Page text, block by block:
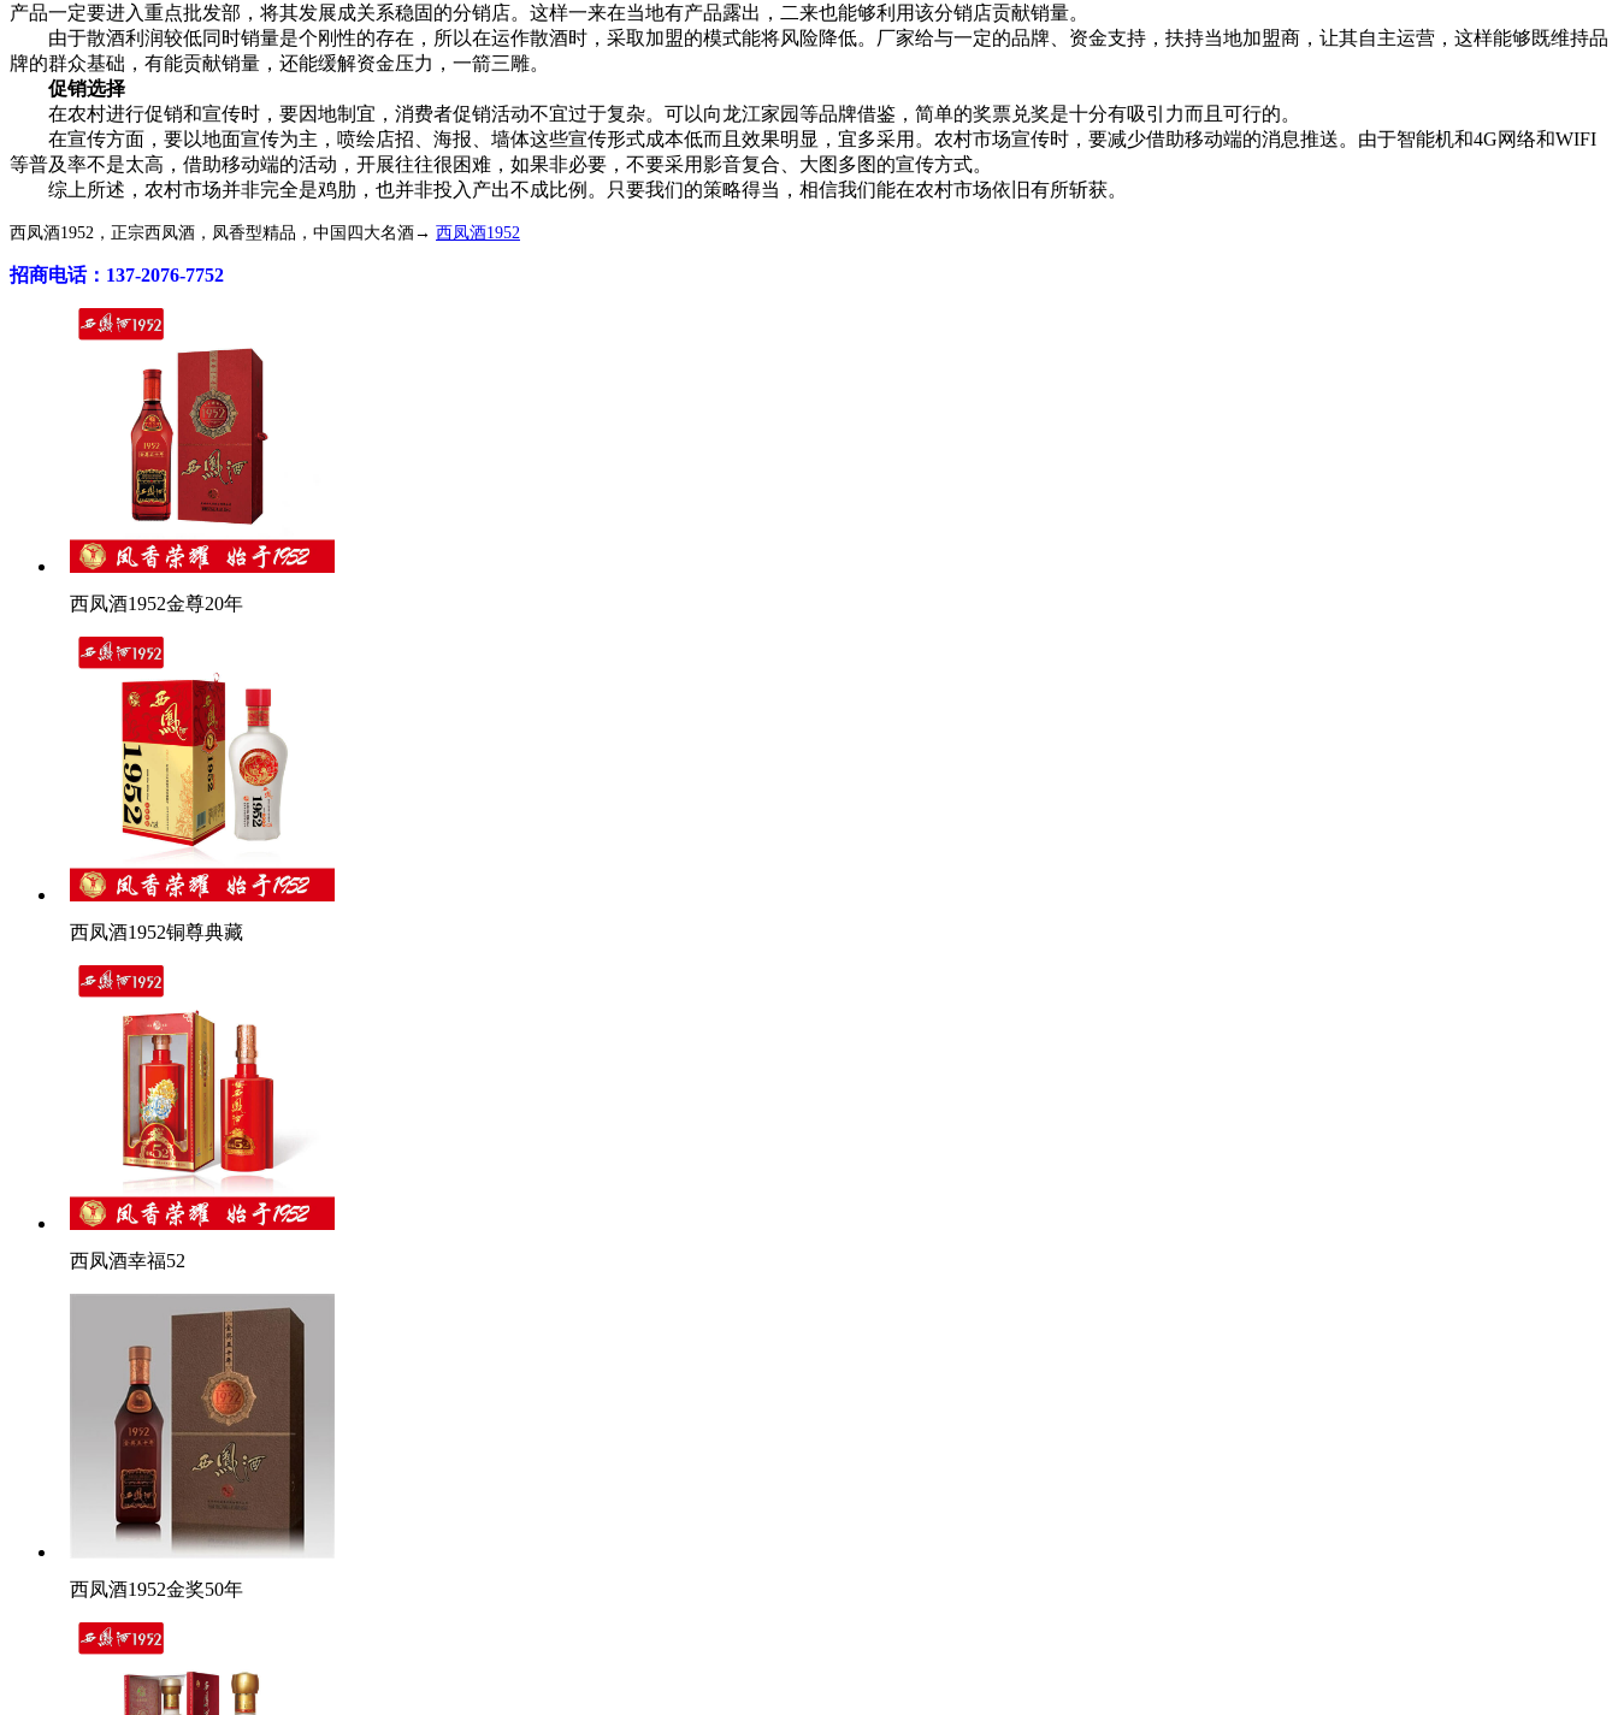
产品一定要进入重点批发部，将其发展成关系稳固的分销店。这样一来在当地有产品露出，二来也能够利用该分销店贡献销量。
由于散酒利润较低同时销量是个刚性的存在，所以在运作散酒时，采取加盟的模式能将风险降低。厂家给与一定的品牌、资金支持，扶持当地加盟商，让其自主运营，这样能够既维持品
牌的群众基础，有能贡献销量，还能缓解资金压力，一箭三雕。
促销选择
在农村进行促销和宣传时，要因地制宜，消费者促销活动不宜过于复杂。可以向龙江家园等品牌借鉴，简单的奖票兑奖是十分有吸引力而且可行的。
在宣传方面，要以地面宣传为主，喷绘店招、海报、墙体这些宣传形式成本低而且效果明显，宜多采用。农村市场宣传时，要减少借助移动端的消息推送。由于智能机和4G网络和WIFI
等普及率不是太高，借助移动端的活动，开展往往很困难，如果非必要，不要采用影音复合、大图多图的宣传方式。
综上所述，农村市场并非完全是鸡肋，也并非投入产出不成比例。只要我们的策略得当，相信我们能在农村市场依旧有所斩获。
西凤酒1952，正宗西凤酒，凤香型精品，中国四大名酒→ 西凤酒1952
招商电话：137-2076-7752
西凤酒1952金尊20年
西凤酒1952铜尊典藏
西凤酒幸福52
西凤酒1952金奖50年